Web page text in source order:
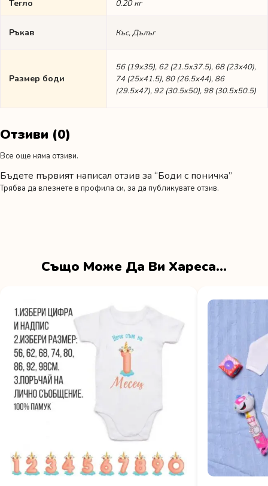
Тегло 0.20 кг
Ръкав Къс, Дълъг
Размер боди
56 (19х35), 62 (21.5х37.5), 68 (23х40),
74 (25х41.5), 80 (26.5х44), 86
(29.5х47), 92 (30.5х50), 98 (30.5х50.5)
Отзиви (0)
Все още няма отзиви.
Бъдете първият написал отзив за “Боди с поничка”
Трябва да влезнете в профила си, за да публикувате отзив.
Също Може Да Ви Хареса…